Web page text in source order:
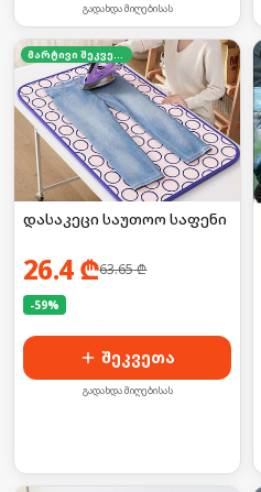
გადახდა მიღებისას
მარტივი შეკვეთა
დასაკეცი საუთოო საფენი
26.4₾63.65₾
-59%
შეკვეთა
გადახდა მიღებისას